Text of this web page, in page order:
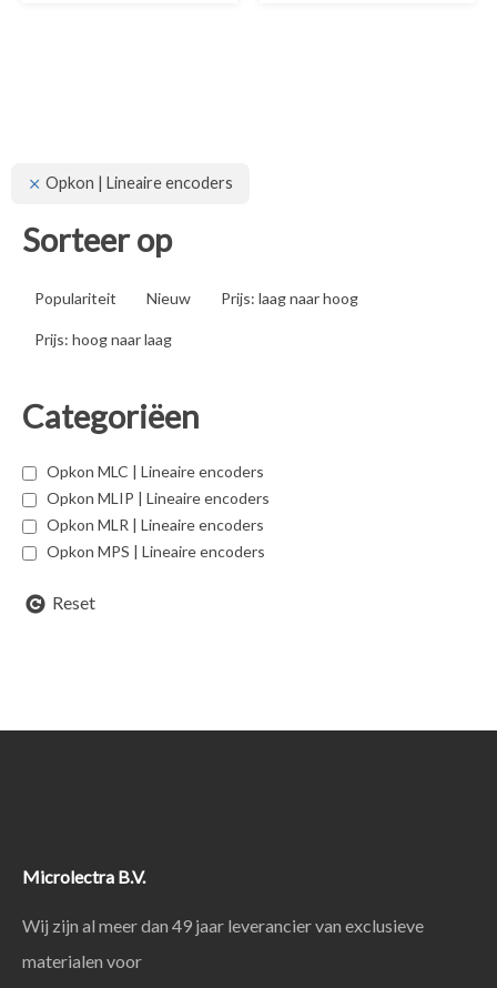
Opkon | Lineaire encoders
Sorteer op
Populariteit Nieuw Prijs: laag naar hoog
Prijs: hoog naar laag
Categoriëen
Opkon MLC | Lineaire encoders
Opkon MLIP | Lineaire encoders
Opkon MLR | Lineaire encoders
Opkon MPS | Lineaire encoders
Reset
Microlectra B.V.
Wij zijn al meer dan 49 jaar leverancier van exclusieve
materialen voor